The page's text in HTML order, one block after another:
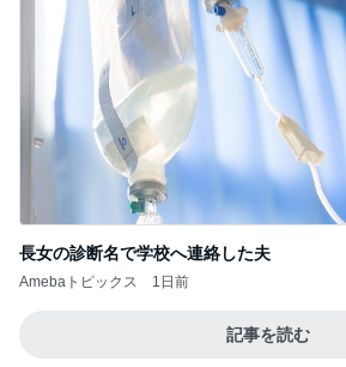
長女の診断名で学校へ連絡した夫
Amebaトピックス 1日前
記事を読む